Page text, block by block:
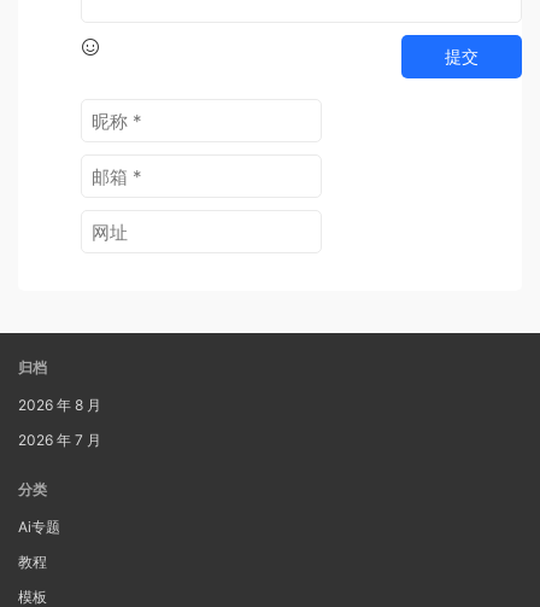
提交
归档
2026 年 8 月
2026 年 7 月
分类
Ai专题
教程
模板